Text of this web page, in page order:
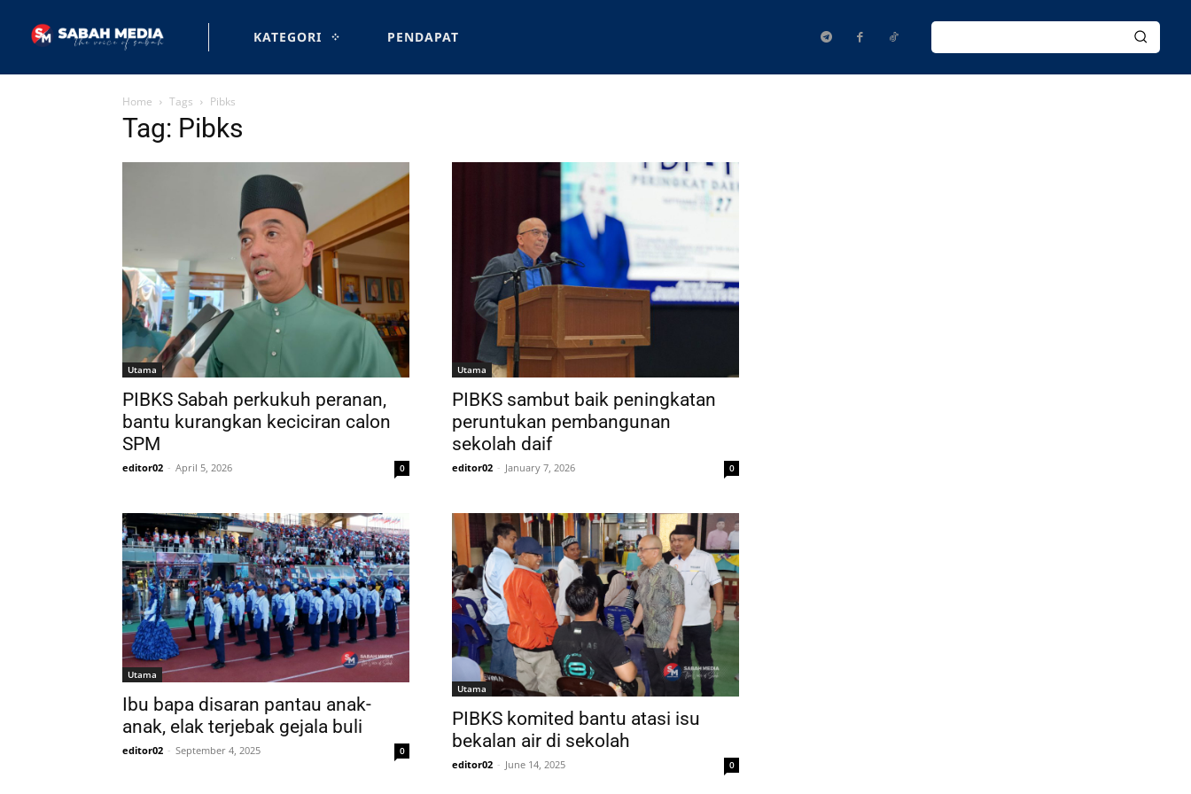
KATEGORI PENDAPAT
Home Tags Pibks
Tag: Pibks
Utama
PIBKS Sabah perkukuh peranan,
bantu kurangkan keciciran calon
SPM
editor02 - April 5, 2026 0
Utama
PIBKS sambut baik peningkatan
peruntukan pembangunan
sekolah daif
editor02 - January 7, 2026 0
Utama
Ibu bapa disaran pantau anak-
anak, elak terjebak gejala buli
editor02 - September 4, 2025 0
Utama
PIBKS komited bantu atasi isu
bekalan air di sekolah
editor02 - June 14, 2025 0